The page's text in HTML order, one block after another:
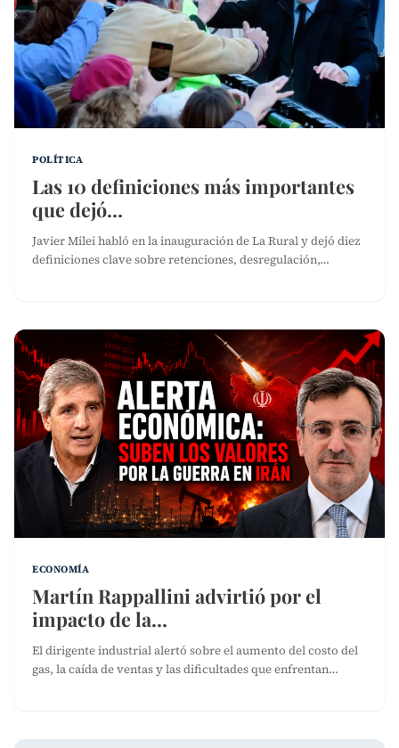
POLÍTICA
Las 10 definiciones más importantes
que dejó…
Javier Milei habló en la inauguración de La Rural y dejó diez
definiciones clave sobre retenciones, desregulación,…
ECONOMÍA
Martín Rappallini advirtió por el
impacto de la…
El dirigente industrial alertó sobre el aumento del costo del
gas, la caída de ventas y las dificultades que enfrentan…